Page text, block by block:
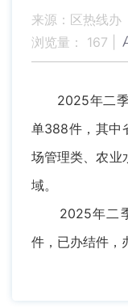
来源：区热线办
浏览量： 167
2025年二季
单388件，其中
场管理类、农业
域。
2025年二季
件，已办结件，